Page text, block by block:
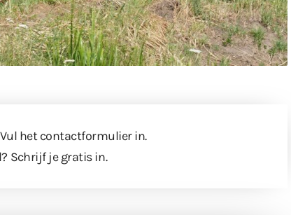
het contactformulierin.
Schrijf je gratis in.